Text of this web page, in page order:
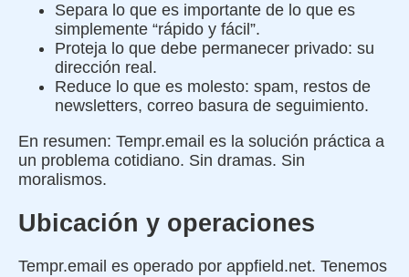
Separa lo que es importante de lo que es
simplemente “rápido y fácil”.
Proteja lo que debe permanecer privado: su
dirección real.
Reduce lo que es molesto: spam, restos de
newsletters, correo basura de seguimiento.
En resumen: Tempr.email es la solución práctica a
un problema cotidiano. Sin dramas. Sin
moralismos.
Ubicación y operaciones
Tempr.email es operado por appfield.net. Tenemos